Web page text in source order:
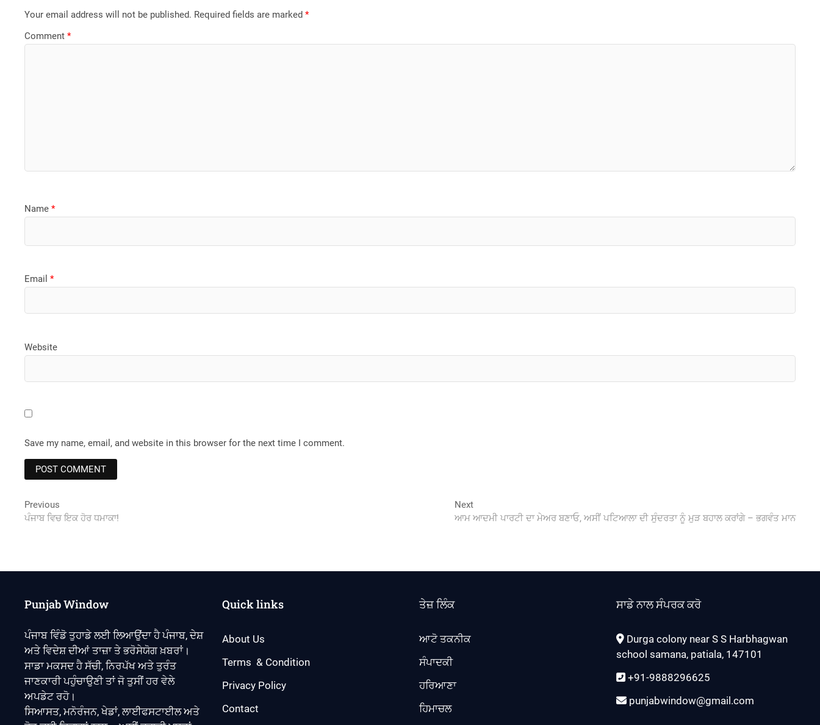
Your email address will not be published. Required fields are marked*
Comment*
Name*
Email*
Website
Save my name, email, and website in this browser for the next time I comment.
Post
navigation
Previous
post:
ਪੰਜਾਬ ਵਿਚ ਇਕ ਹੋਰ ਧਮਾਕਾ!
NextNext
post:
ਆਮ ਆਦਮੀ ਪਾਰਟੀ ਦਾ ਮੇਅਰ ਬਣਾਓ, ਅਸੀਂ ਪਟਿਆਲਾ ਦੀ ਸੁੰਦਰਤਾ ਨੂੰ ਮੁੜ ਬਹਾਲ ਕਰਾਂਗੇ – ਭਗਵੰਤ ਮਾਨ
Punjab Window
ਪੰਜਾਬ ਵਿੰਡੋ ਤੁਹਾਡੇ ਲਈ ਲਿਆਉਂਦਾ ਹੈ ਪੰਜਾਬ, ਦੇਸ਼
ਅਤੇ ਵਿਦੇਸ਼ ਦੀਆਂ ਤਾਜ਼ਾ ਤੇ ਭਰੋਸੇਯੋਗ ਖ਼ਬਰਾਂ।
ਸਾਡਾ ਮਕਸਦ ਹੈ ਸੱਚੀ, ਨਿਰਪੱਖ ਅਤੇ ਤੁਰੰਤ
ਜਾਣਕਾਰੀ ਪਹੁੰਚਾਉਣੀ ਤਾਂ ਜੋ ਤੁਸੀਂ ਹਰ ਵੇਲੇ
ਅਪਡੇਟ ਰਹੋ।
ਸਿਆਸਤ, ਮਨੋਰੰਜਨ, ਖੇਡਾਂ, ਲਾਈਫਸਟਾਈਲ ਅਤੇ
Quick links
About Us
Terms & Condition
Privacy Policy
Contact
ਤੇਜ਼ ਲਿੰਕ
ਆਟੋ ਤਕਨੀਕ
ਸੰਪਾਦਕੀ
ਹਰਿਆਣਾ
ਹਿਮਾਚਲ
ਸਾਡੇ ਨਾਲ ਸੰਪਰਕ ਕਰੋ
Durga colony near S S Harbhagwan
school samana, patiala, 147101
+91-9888296625
punjabwindow@gmail.com